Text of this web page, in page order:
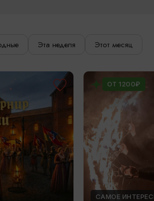
Эта неделя Этот месяц
ОТ 1200₽
САМОЕ